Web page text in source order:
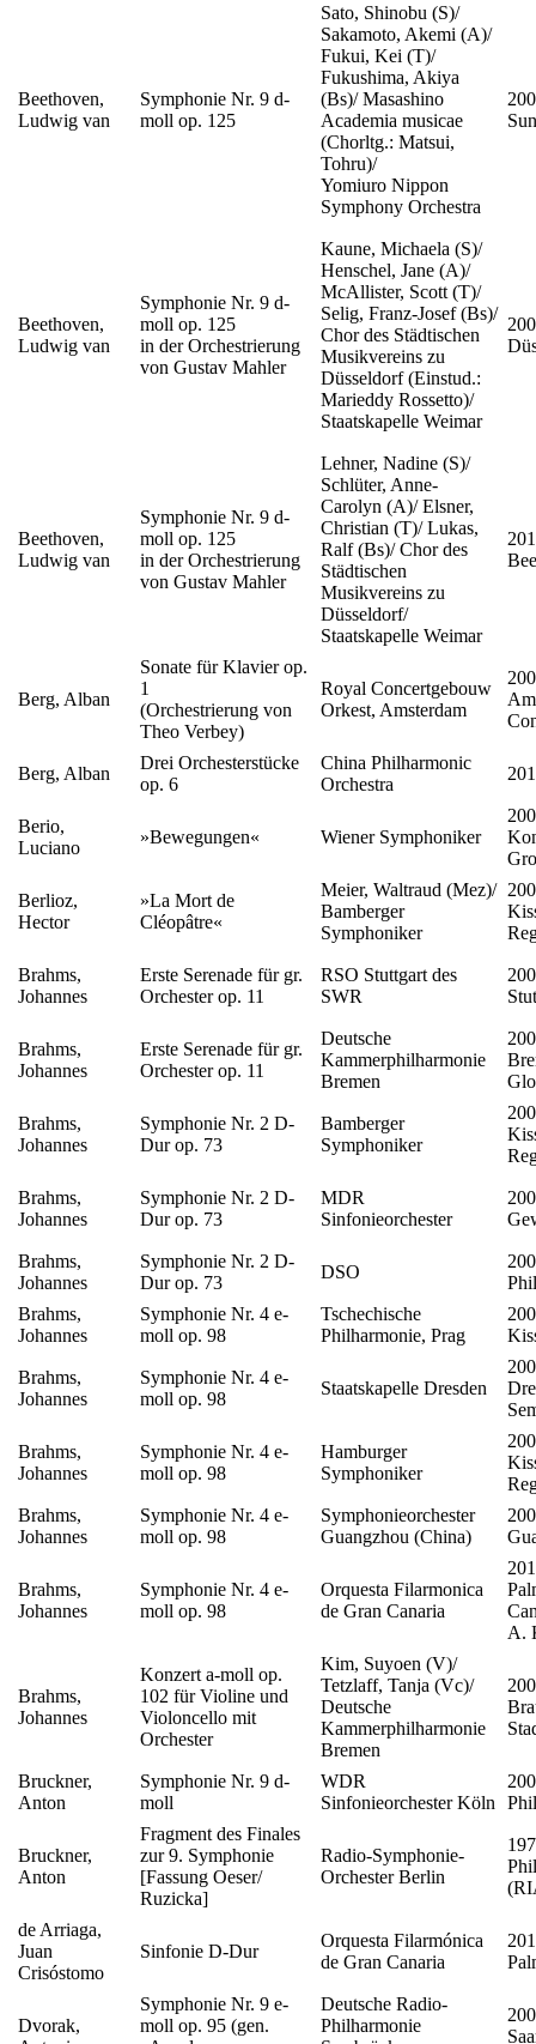
Beethoven,
Ludwig van
Symphonie Nr. 9 d-
moll op. 125
Sato, Shinobu (S)/
Sakamoto, Akemi (A)/
Fukui, Kei (T)/
Fukushima, Akiya
(Bs)/ Masashino
Academia musicae
(Chorltg.: Matsui,
Tohru)/
Yomiuro Nippon
Symphony Orchestra
Beethoven,
Ludwig van
Symphonie Nr. 9 d-
moll op. 125
in der Orchestrierung
von Gustav Mahler
Kaune, Michaela (S)/
Henschel, Jane (A)/
McAllister, Scott (T)/
Selig, Franz-Josef (Bs)/
Chor des Städtischen
Musikvereins zu
Düsseldorf (Einstud.:
Marieddy Rossetto)/
Staatskapelle Weimar
Beethoven,
Ludwig van
Symphonie Nr. 9 d-
moll op. 125
in der Orchestrierung
von Gustav Mahler
Lehner, Nadine (S)/
Schlüter, Anne-
Carolyn (A)/ Elsner,
Christian (T)/ Lukas,
Ralf (Bs)/ Chor des
Städtischen
Musikvereins zu
Düsseldorf/
Staatskapelle Weimar
Berg, Alban
Sonate für Klavier op.
1
(Orchestrierung von
Theo Verbey)
Royal Concertgebouw
Orkest, Amsterdam
Berg, Alban
Drei Orchesterstücke
op. 6
China Philharmonic
Orchestra
Berio,
Luciano
»Bewegungen« Wiener Symphoniker
Berlioz,
Hector
»La Mort de
Cléopâtre«
Meier, Waltraud (Mez)/
Bamberger
Symphoniker
Brahms,
Johannes
Erste Serenade für gr.
Orchester op. 11
RSO Stuttgart des
SWR
Brahms,
Johannes
Erste Serenade für gr.
Orchester op. 11
Deutsche
Kammerphilharmonie
Bremen
Brahms,
Johannes
Symphonie Nr. 2 D-
Dur op. 73
Bamberger
Symphoniker
Brahms,
Johannes
Symphonie Nr. 2 D-
Dur op. 73
MDR
Sinfonieorchester
Brahms,
Johannes
Symphonie Nr. 2 D-
Dur op. 73
DSO
Brahms,
Johannes
Symphonie Nr. 4 e-
moll op. 98
Tschechische
Philharmonie, Prag
Brahms,
Johannes
Symphonie Nr. 4 e-
moll op. 98
Staatskapelle Dresden
Brahms,
Johannes
Symphonie Nr. 4 e-
moll op. 98
Hamburger
Symphoniker
Brahms,
Johannes
Symphonie Nr. 4 e-
moll op. 98
Symphonieorchester
Guangzhou (China)
Brahms,
Johannes
Symphonie Nr. 4 e-
moll op. 98
Orquesta Filarmonica
de Gran Canaria
A.
Brahms,
Johannes
Konzert a-moll op.
102 für Violine und
Violoncello mit
Orchester
Kim, Suyoen (V)/
Tetzlaff, Tanja (Vc)/
Deutsche
Kammerphilharmonie
Bremen
Bruckner,
Anton
Symphonie Nr. 9 d-
moll
WDR
Sinfonieorchester Köln
Bruckner,
Anton
Fragment des Finales
zur 9. Symphonie
[Fassung Oeser/
Ruzicka]
Radio-Symphonie-
Orchester Berlin
de Arriaga,
Juan
Crisóstomo
Sinfonie D-Dur
Orquesta Filarmónica
de Gran Canaria
Dvorak,
Symphonie Nr. 9 e-
moll op. 95 (gen.
Deutsche Radio-
Philharmonie